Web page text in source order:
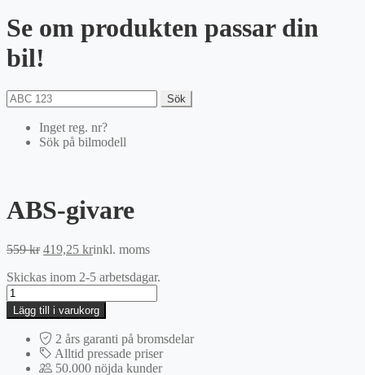
Se om produkten passar din
bil!
Sök
Inget reg. nr?
Sök på bilmodell
ABS-givare
559kr Det
priset
559 kr.
419,25 krDet
priset
419,25 kr.
inkl. moms
Skickas inom 2-5 arbetsdagar.
ABS-
givare
mängd
Lägg till i varukorg
2 års garanti på bromsdelar
Alltid pressade priser
50.000 nöjda kunder